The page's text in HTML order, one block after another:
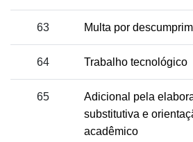
63 Multa por
64 Trabalho tecnológico
65
Adicional pela
substitutiva e
acadêmico